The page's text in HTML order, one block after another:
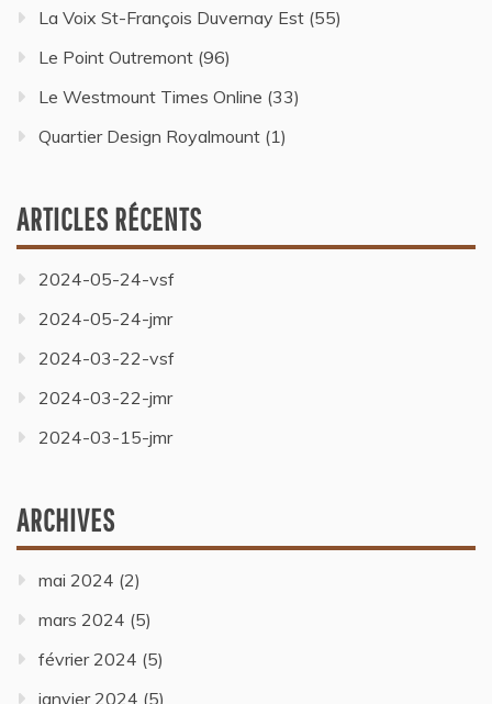
La Voix St-François Duvernay Est (55)
Le Point Outremont (96)
Le Westmount Times Online (33)
Quartier Design Royalmount (1)
ARTICLES RÉCENTS
2024-05-24-vsf
2024-05-24-jmr
2024-03-22-vsf
2024-03-22-jmr
2024-03-15-jmr
ARCHIVES
mai 2024 (2)
mars 2024 (5)
février 2024 (5)
janvier 2024 (5)